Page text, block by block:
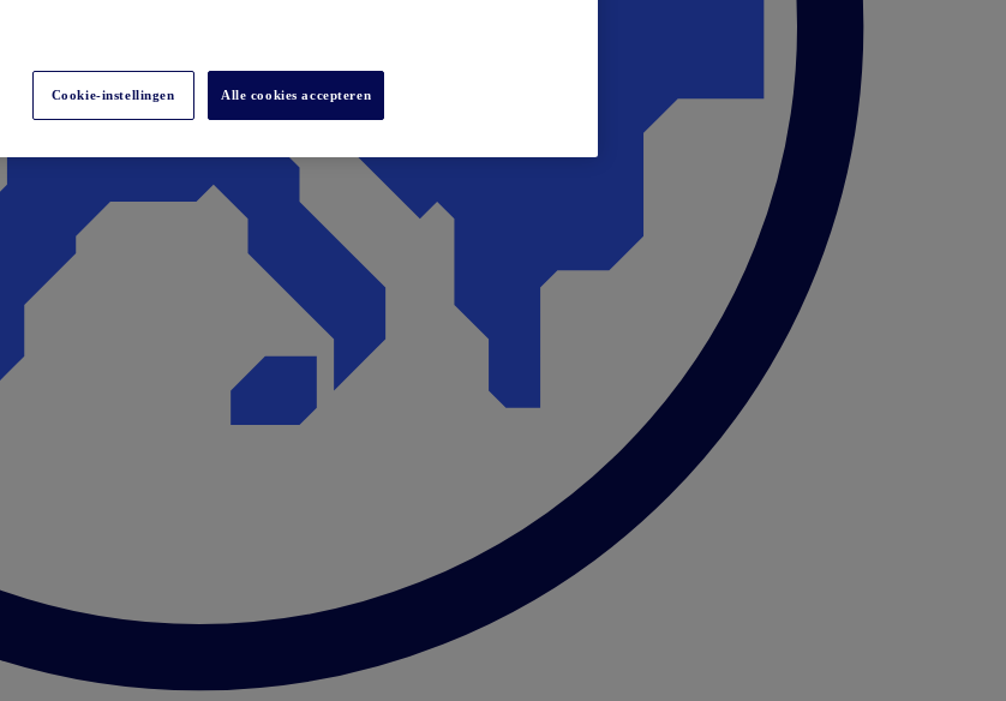
Cookie-instellingen Alle cookies accepteren